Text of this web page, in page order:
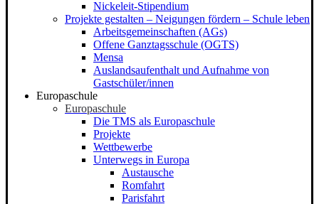
Nickeleit-Stipendium
Projekte gestalten – Neigungen fördern – Schule leben
Arbeitsgemeinschaften (AGs)
Offene Ganztagsschule (OGTS)
Mensa
Auslandsaufenthalt und Aufnahme von
Gastschüler/innen
Europaschule
Europaschule
Die TMS als Europaschule
Projekte
Wettbewerbe
Unterwegs in Europa
Austausche
Romfahrt
Parisfahrt